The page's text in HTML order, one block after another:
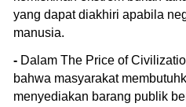
yang dapat diakhiri apabila
manusia.
- Dalam The Price of
bahwa masyarakat
menyediakan barang publik